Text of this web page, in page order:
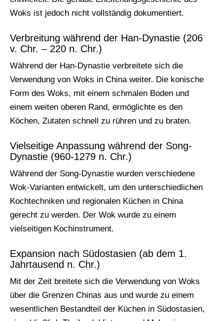
Woks ist jedoch nicht vollständig dokumentiert.
Verbreitung während der Han-Dynastie (206
v. Chr. – 220 n. Chr.)
Während der Han-Dynastie verbreitete sich die
Verwendung von Woks in China weiter. Die konische
Form des Woks, mit einem schmalen Boden und
einem weiten oberen Rand, ermöglichte es den
Köchen, Zutaten schnell zu rühren und zu braten.
Vielseitige Anpassung während der Song-
Dynastie (960-1279 n. Chr.)
Während der Song-Dynastie wurden verschiedene
Wok-Varianten entwickelt, um den unterschiedlichen
Kochtechniken und regionalen Küchen in China
gerecht zu werden. Der Wok wurde zu einem
vielseitigen Kochinstrument.
Expansion nach Südostasien (ab dem 1.
Jahrtausend n. Chr.)
Mit der Zeit breitete sich die Verwendung von Woks
über die Grenzen Chinas aus und wurde zu einem
wesentlichen Bestandteil der Küchen in Südostasien,